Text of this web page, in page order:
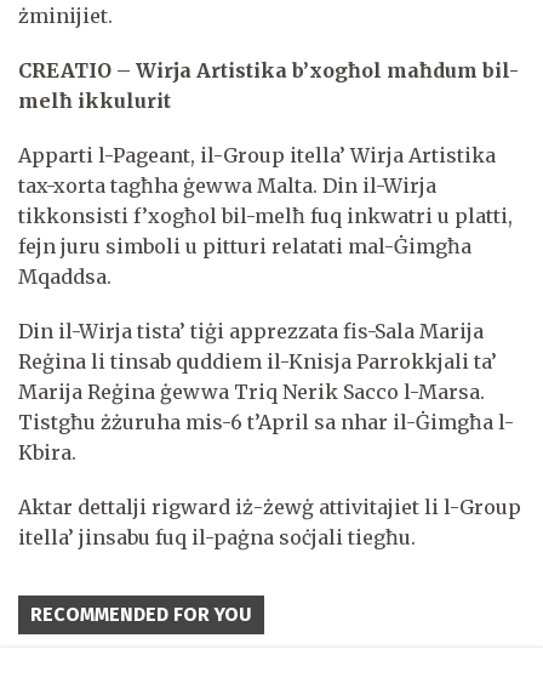
żminijiet.
CREATIO – Wirja Artistika b’xogħol maħdum bil-
melħ ikkulurit
Apparti l-Pageant, il-Group itella’ Wirja Artistika
tax-xorta tagħha ġewwa Malta. Din il-Wirja
tikkonsisti f’xogħol bil-melħ fuq inkwatri u platti,
fejn juru simboli u pitturi relatati mal-Ġimgħa
Mqaddsa.
Din il-Wirja tista’ tiġi apprezzata fis-Sala Marija
Reġina li tinsab quddiem il-Knisja Parrokkjali ta’
Marija Reġina ġewwa Triq Nerik Sacco l-Marsa.
Tistgħu żżuruha mis-6 t’April sa nhar il-Ġimgħa l-
Kbira.
Aktar dettalji rigward iż-żewġ attivitajiet li l-Group
itella’ jinsabu fuq il-paġna soċjali tiegħu.
RECOMMENDED FOR YOU